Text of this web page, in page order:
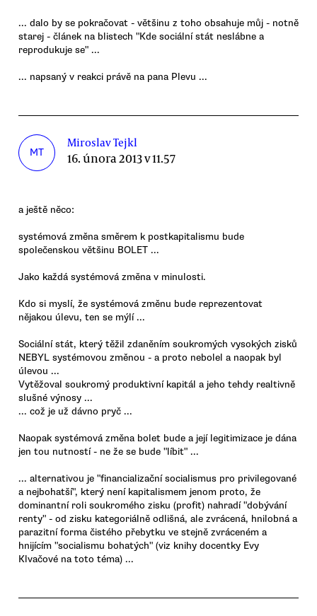
... dalo by se pokračovat - většinu z toho obsahuje můj - notně
starej - článek na blistech "Kde sociální stát neslábne a
reprodukuje se" ...
... napsaný v reakci právě na pana Plevu ...
MT
Miroslav Tejkl
16. února 2013 v 11.57
a ještě něco:
systémová změna směrem k postkapitalismu bude
společenskou většinu BOLET ...
Jako každá systémová změna v minulosti.
Kdo si myslí, že systémová změnu bude reprezentovat
nějakou úlevu, ten se mýlí ...
Sociální stát, který těžil zdaněním soukromých vysokých zisků
NEBYL systémovou změnou - a proto nebolel a naopak byl
úlevou ...
Vytěžoval soukromý produktivní kapitál a jeho tehdy realtivně
slušné výnosy ...
... což je už dávno pryč ...
Naopak systémová změna bolet bude a její legitimizace je dána
jen tou nutností - ne že se bude "líbit" ...
... alternativou je "financializační socialismus pro privilegované
a nejbohatší", který není kapitalismem jenom proto, že
dominantní roli soukromého zisku (profit) nahradí "dobývání
renty" - od zisku kategoriálně odlišná, ale zvrácená, hnilobná a
parazitní forma čistého přebytku ve stejně zvráceném a
hnijícím "socialismu bohatých" (viz knihy docentky Evy
Klvačové na toto téma) ...